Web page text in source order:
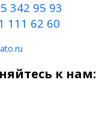
342 95 93
111 62 60
к нам: